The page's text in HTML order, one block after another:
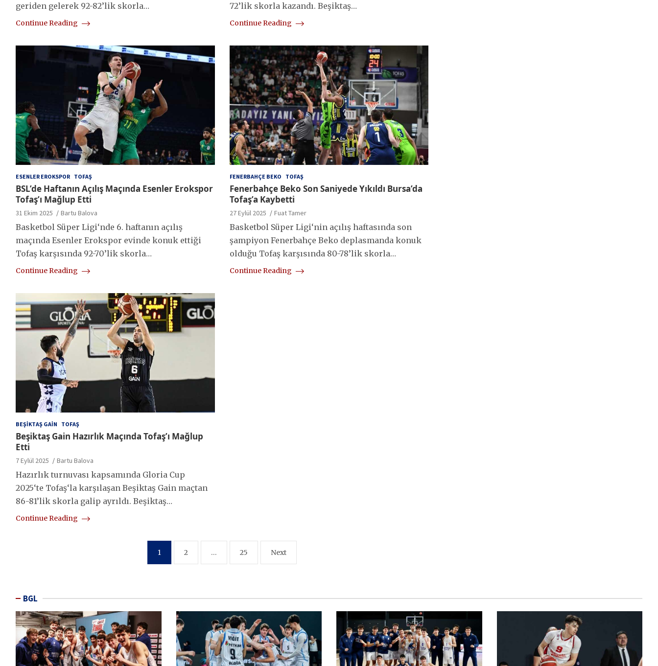
geriden gelerek 92-82’lik skorla…
Continue Reading
72’lik skorla kazandı. Beşiktaş…
Continue Reading
ESENLER EROKSPOR TOFAŞ
BSL’de Haftanın Açılış Maçında Esenler Erokspor
Tofaş’ı Mağlup Etti
31 Ekim 2025 Bartu Balova
Basketbol Süper Ligi‘nde 6. haftanın açılış
maçında Esenler Erokspor evinde konuk ettiği
Tofaş karşısında 92-70’lik skorla…
Continue Reading
FENERBAHÇE BEKO TOFAŞ
Fenerbahçe Beko Son Saniyede Yıkıldı Bursa’da
Tofaş’a Kaybetti
27 Eylül 2025 Fuat Tamer
Basketbol Süper Ligi‘nin açılış haftasında son
şampiyon Fenerbahçe Beko deplasmanda konuk
olduğu Tofaş karşısında 80-78’lik skorla…
Continue Reading
BEŞIKTAŞ GAIN TOFAŞ
Beşiktaş Gain Hazırlık Maçında Tofaş’ı Mağlup
Etti
7 Eylül 2025 Bartu Balova
Hazırlık turnuvası kapsamında Gloria Cup
2025‘te Tofaş‘la karşılaşan Beşiktaş Gain maçtan
86-81’lik skorla galip ayrıldı. Beşiktaş…
Continue Reading
1 2 … 25 Next
BGL